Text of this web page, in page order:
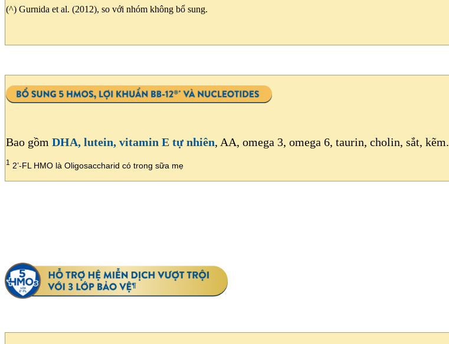
(^) Gurnida et al. (2012), so với nhóm không bổ sung.
Bao gồm DHA, lutein, vitamin E tự nhiên, AA, omega 3, omega 6, taurin, cholin, sắt, kẽm.
1 2’-FL HMO là Oligosaccharid có trong sữa mẹ​